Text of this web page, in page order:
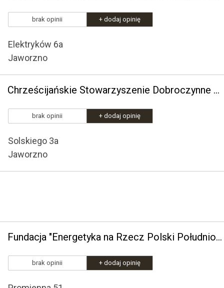
brak opinii + dodaj opinię
Elektryków 6a
Jaworzno
Chrześcijańskie Stowarzyszenie Dobroczynne Oddział w Jaworznie
brak opinii + dodaj opinię
Solskiego 3a
Jaworzno
Fundacja "Energetyka na Rzecz Polski Południowej"
brak opinii + dodaj opinię